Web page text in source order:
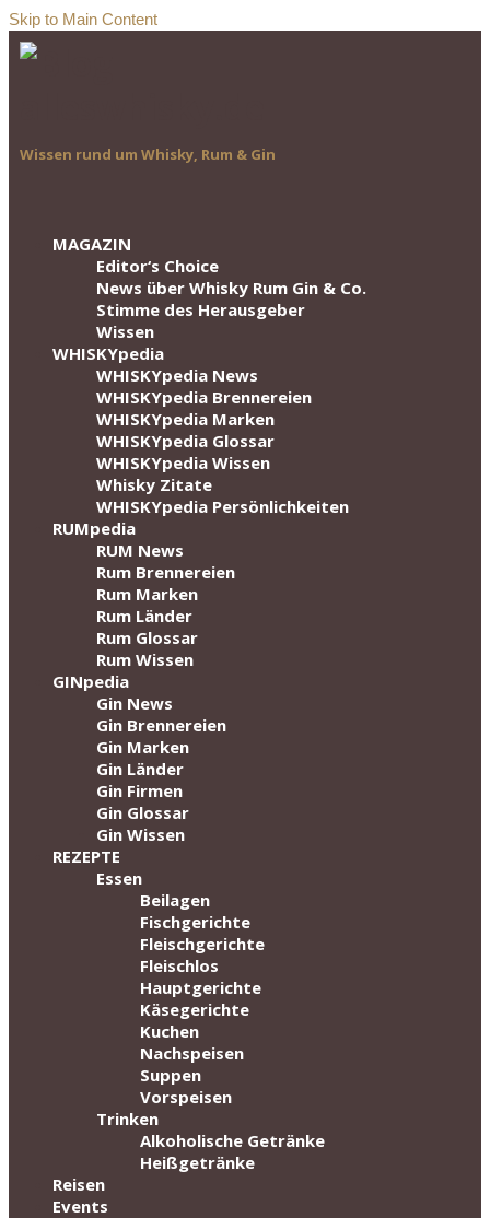
Skip to Main Content
Wissen rund um Whisky, Rum & Gin
MAGAZIN
Editor‘s Choice
News über Whisky Rum Gin & Co.
Stimme des Herausgeber
Wissen
WHISKYpedia
WHISKYpedia News
WHISKYpedia Brennereien
WHISKYpedia Marken
WHISKYpedia Glossar
WHISKYpedia Wissen
Whisky Zitate
WHISKYpedia Persönlichkeiten
RUMpedia
RUM News
Rum Brennereien
Rum Marken
Rum Länder
Rum Glossar
Rum Wissen
GINpedia
Gin News
Gin Brennereien
Gin Marken
Gin Länder
Gin Firmen
Gin Glossar
Gin Wissen
REZEPTE
Essen
Beilagen
Fischgerichte
Fleischgerichte
Fleischlos
Hauptgerichte
Käsegerichte
Kuchen
Nachspeisen
Suppen
Vorspeisen
Trinken
Alkoholische Getränke
Heißgetränke
Reisen
Events